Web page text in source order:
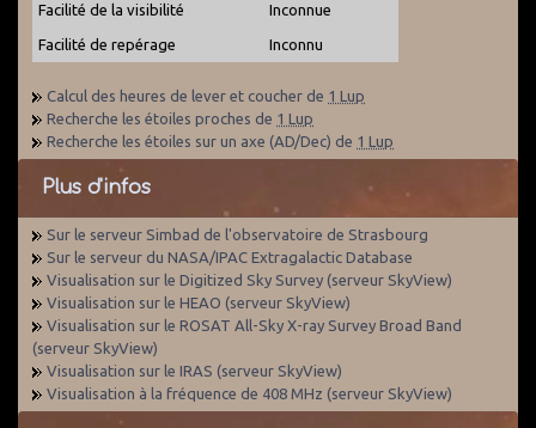
Facilité de la visibilité Inconnue
Facilité de repérage Inconnu
Calcul des heures de lever et coucher de 1 Lup
Recherche les étoiles proches de 1 Lup
Recherche les étoiles sur un axe (AD/Dec) de 1 Lup
Plus d'infos
Sur le serveur Simbad de l'observatoire de Strasbourg
Sur le serveur du NASA/IPAC Extragalactic Database
Visualisation sur le Digitized Sky Survey (serveur SkyView)
Visualisation sur le HEAO (serveur SkyView)
Visualisation sur le ROSAT All-Sky X-ray Survey Broad Band
(serveur SkyView)
Visualisation sur le IRAS (serveur SkyView)
Visualisation à la fréquence de 408 MHz (serveur SkyView)